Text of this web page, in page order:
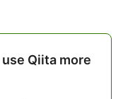
Qiita more